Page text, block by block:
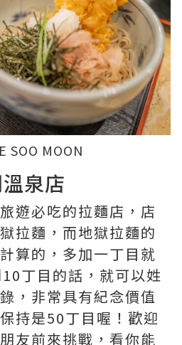
SOO MOON
泉店
遊必吃的拉麵店，店
拉麵，而地獄拉麵的
算的，多加一丁目就
丁目的話，就可以姓
，非常具有紀念價值
持是50丁目喔！歡迎
友前來挑戰，看你能